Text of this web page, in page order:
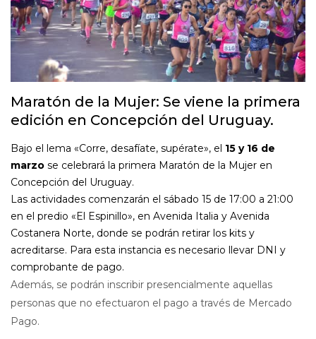
Maratón de la Mujer: Se viene la primera
edición en Concepción del Uruguay.
Bajo el lema «Corre, desafíate, supérate», el 15 y 16 de
marzo se celebrará la primera Maratón de la Mujer en
Concepción del Uruguay.
Las actividades comenzarán el sábado 15 de 17:00 a 21:00
en el predio «El Espinillo», en Avenida Italia y Avenida
Costanera Norte, donde se podrán retirar los kits y
acreditarse. Para esta instancia es necesario llevar DNI y
comprobante de pago.
Además, se podrán inscribir presencialmente aquellas
personas que no efectuaron el pago a través de Mercado
Pago.